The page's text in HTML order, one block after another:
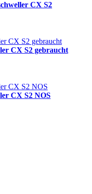
CX S2
CX S2 gebraucht
CX S2 NOS